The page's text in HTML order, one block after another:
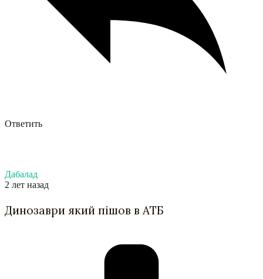
Ответить
Дабалад
2 лет назад
Динозаври який пішов в АТБ